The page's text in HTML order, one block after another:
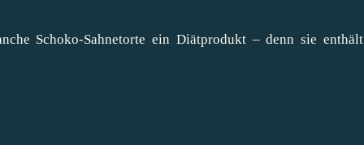
Schoko-Sahnetorte ein Diätprodukt – denn sie enthält